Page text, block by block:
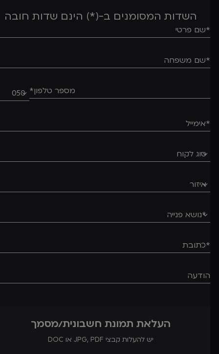
השדות המסומנים ב-(*) הינם שדות חובה
העלאת תמונת חשבונית/מסמך
יש להעלות קבצי JPG, PDF או DOC